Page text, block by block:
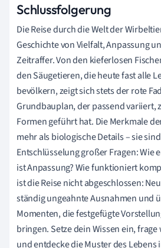
Schlussfolgerung
Die Reise durch die Welt der
Geschichte von Vielfalt, Anpassung
Zeitraffer. Von den kieferlosen
den Säugetieren, die heute fast alle
bevölkern, zeigt sich stets der rote
Grundbauplan, der passend variiert,
Formen geführt hat. Die Merkmale
mehr als biologische Details – sie
Entschlüsselung großer Fragen: Wie
ist Anpassung? Wie funktioniert
ist die Reise nicht abgeschlossen:
ständig ungeahnte Ausnahmen und
Momenten, die festgefügte
bringen. Setze dein Wissen ein,
und entdecke die Muster des